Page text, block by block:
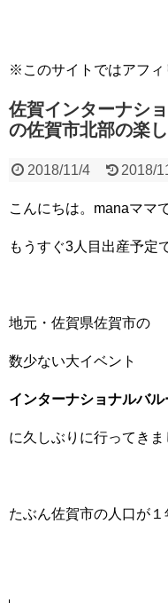
※このサイトではアフィ
佐賀インターナシ
の佐賀市北部の楽
2018/11/4 2018/
こんにちは。manaママ
もうすぐ3人目出産予定
地元・佐賀県佐賀市の
数少ない大イベント
インターナショナルバル
に久しぶりに行ってきま
たぶん佐賀市の人口が１